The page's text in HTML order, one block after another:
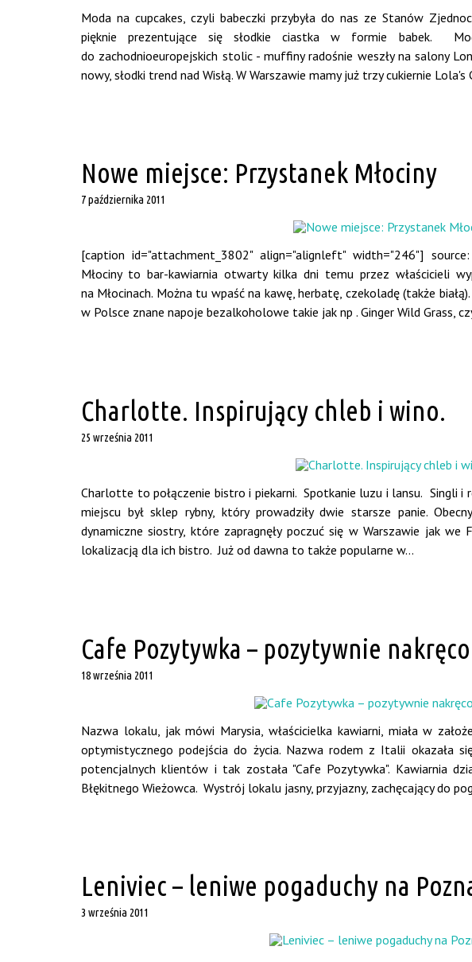
Moda na cupcakes, czyli babeczki przybyła do nas ze Stanów
pięknie prezentujące się słodkie ciastka w formie babek.
do zachodnioeuropejskich stolic - muffiny radośnie weszły na salony
nowy, słodki trend nad Wisłą. W Warszawie mamy już trzy cukiernie
Nowe miejsce: Przystanek Młociny
7 października 2011
[caption id="attachment_3802" align="alignleft" width="246"]
Młociny to bar-kawiarnia otwarty kilka dni temu przez właścicieli
na Młocinach. Można tu wpaść na kawę, herbatę, czekoladę (także
w Polsce znane napoje bezalkoholowe takie jak np . Ginger Wild Grass,
Charlotte. Inspirujący chleb i wino.
25 września 2011
Charlotte to połączenie bistro i piekarni. Spotkanie luzu i lansu. Singli i
miejscu był sklep rybny, który prowadziły dwie starsze panie.
dynamiczne siostry, które zapragnęły poczuć się w Warszawie jak we
lokalizacją dla ich bistro. Już od dawna to także popularne w...
Cafe Pozytywka – pozytywnie
18 września 2011
Nazwa lokalu, jak mówi Marysia, właścicielka kawiarni, miała w
optymistycznego podejścia do życia. Nazwa rodem z Italii okazała
potencjalnych klientów i tak została "Cafe Pozytywka". Kawiarnia
Błękitnego Wieżowca. Wystrój lokalu jasny, przyjazny, zachęcający do
Leniviec – leniwe pogaduchy na
3 września 2011